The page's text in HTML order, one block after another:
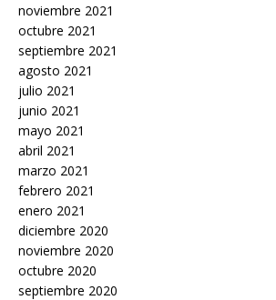
noviembre 2021
octubre 2021
septiembre 2021
agosto 2021
julio 2021
junio 2021
mayo 2021
abril 2021
marzo 2021
febrero 2021
enero 2021
diciembre 2020
noviembre 2020
octubre 2020
septiembre 2020